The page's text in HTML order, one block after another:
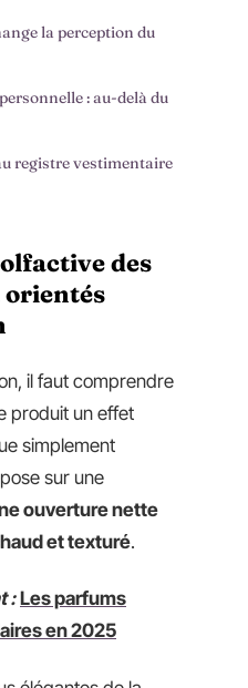
la perception du
: au-delà du
registre vestimentaire
des
il faut comprendre
produit un effet
simplement
sur une
ouverture nette
et texturé.
: Les parfums
en 2025